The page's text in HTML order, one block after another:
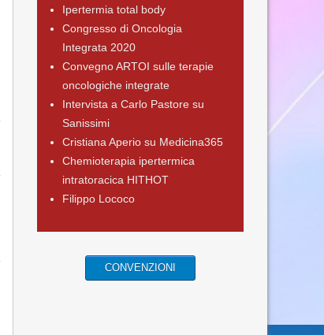
Ipertermia total body
Congresso di Oncologia
Integrata 2020
Convegno ARTOI sulle terapie
oncologiche integrate
Intervista a Carlo Pastore su
Sanissimi
Cristiana Aperio su Medicina365
Chemioterapia ipertermica
intratoracica HITHOT
Filippo Lococo
CONVENZIONI